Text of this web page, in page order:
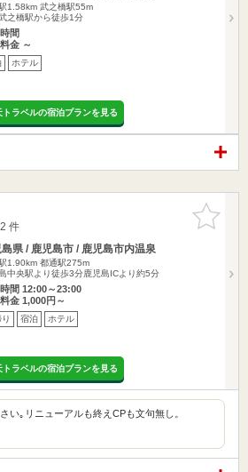
1.58km 武之橋駅55m
之橋駅から徒歩1分
間
金 ～
ホテル
トラベルの宿泊プランを見る
お気に入
りに追加
件
島県 / 鹿児島市 / 鹿児島市内温泉
1.90km 都通駅275m
中央駅より徒歩3分鹿児島ICより約5分
間 12:00～23:00
金 1,000円～
宿泊 ホテル
トラベルの宿泊プランを見る
い｡リニューアルも終えCPも文句無し。